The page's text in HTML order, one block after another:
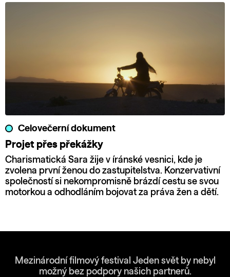
Celovečerní dokument
Projet přes překážky
Charismatická Sara žije v íránské vesnici, kde je
zvolena první ženou do zastupitelstva. Konzervativní
společností si nekompromisně brázdí cestu se svou
motorkou a odhodláním bojovat za práva žen a dětí.
Mezinárodní filmový festival Jeden svět by nebyl
možný bez podpory našich partnerů.